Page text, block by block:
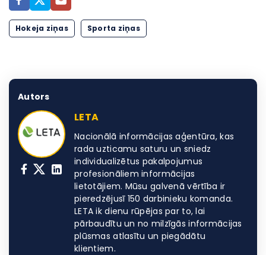
Hokeja ziņas Sporta ziņas
Autors
LETA
Nacionālā informācijas aģentūra, kas
rada uzticamu saturu un sniedz
individualizētus pakalpojumus
profesionāliem informācijas
lietotājiem. Mūsu galvenā vērtība ir
pieredzējusī 150 darbinieku komanda.
LETA ik dienu rūpējas par to, lai
pārbaudītu un no milzīgās informācijas
plūsmas atlasītu un piegādātu
klientiem.